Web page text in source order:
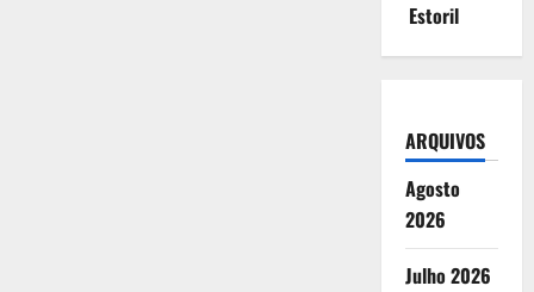
Estoril
ARQUIVOS
Agosto
2026
Julho 2026